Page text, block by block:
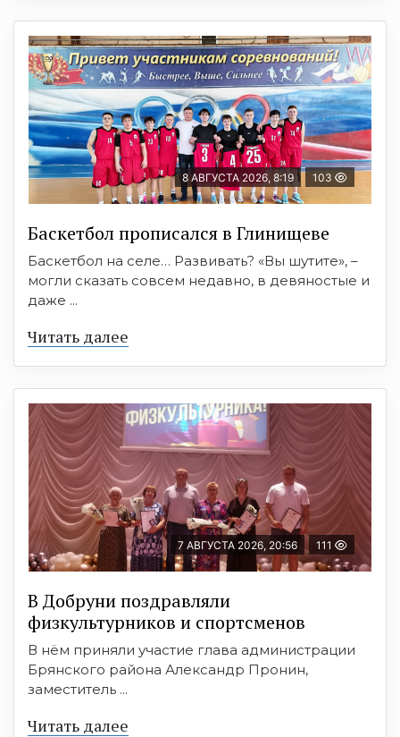
8 АВГУСТА 2026, 8:19 103
Баскетбол прописался в Глинищеве
Баскетбол на селе… Развивать? «Вы шутите», –
могли сказать совсем недавно, в девяностые и
даже ...
Читать далее
7 АВГУСТА 2026, 20:56 111
В Добруни поздравляли
физкультурников и спортсменов
В нём приняли участие глава администрации
Брянского района Александр Пронин,
заместитель ...
Читать далее